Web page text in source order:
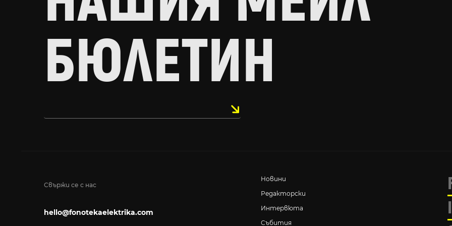
БЮЛЕТИН
Свържи се с нас
hello@fonotekaelektrika.com
Новини
Редакторски
Интервюта
Събития